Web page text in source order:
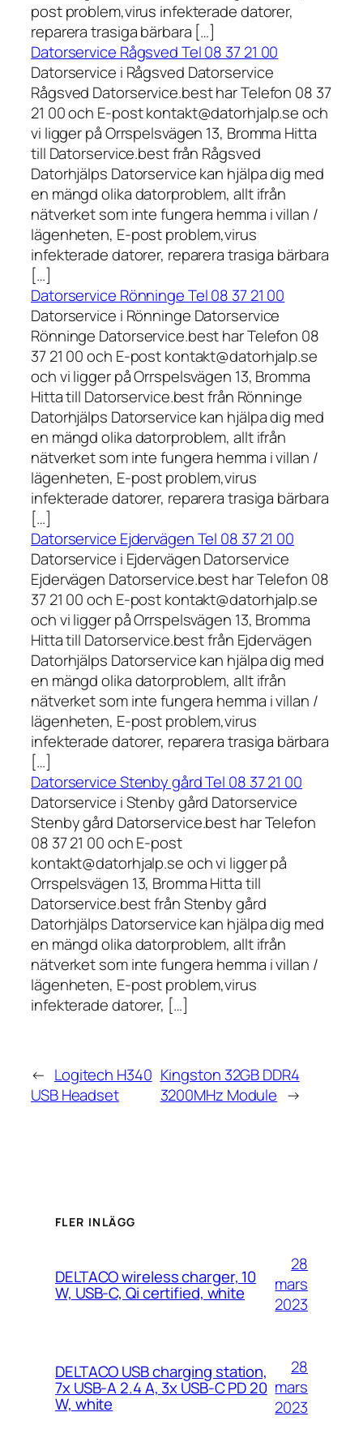
post problem,virus infekterade datorer,
reparera trasiga bärbara […]
Datorservice Rågsved Tel 08 37 21 00
Datorservice i Rågsved Datorservice
Rågsved Datorservice.best har Telefon 08 37
21 00 och E-post kontakt@datorhjalp.se och
vi ligger på Orrspelsvägen 13, Bromma Hitta
till Datorservice.best från Rågsved
Datorhjälps Datorservice kan hjälpa dig med
en mängd olika datorproblem, allt ifrån
nätverket som inte fungera hemma i villan /
lägenheten, E-post problem,virus
infekterade datorer, reparera trasiga bärbara
[…]
Datorservice Rönninge Tel 08 37 21 00
Datorservice i Rönninge Datorservice
Rönninge Datorservice.best har Telefon 08
37 21 00 och E-post kontakt@datorhjalp.se
och vi ligger på Orrspelsvägen 13, Bromma
Hitta till Datorservice.best från Rönninge
Datorhjälps Datorservice kan hjälpa dig med
en mängd olika datorproblem, allt ifrån
nätverket som inte fungera hemma i villan /
lägenheten, E-post problem,virus
infekterade datorer, reparera trasiga bärbara
[…]
Datorservice Ejdervägen Tel 08 37 21 00
Datorservice i Ejdervägen Datorservice
Ejdervägen Datorservice.best har Telefon 08
37 21 00 och E-post kontakt@datorhjalp.se
och vi ligger på Orrspelsvägen 13, Bromma
Hitta till Datorservice.best från Ejdervägen
Datorhjälps Datorservice kan hjälpa dig med
en mängd olika datorproblem, allt ifrån
nätverket som inte fungera hemma i villan /
lägenheten, E-post problem,virus
infekterade datorer, reparera trasiga bärbara
[…]
Datorservice Stenby gård Tel 08 37 21 00
Datorservice i Stenby gård Datorservice
Stenby gård Datorservice.best har Telefon
08 37 21 00 och E-post
kontakt@datorhjalp.se och vi ligger på
Orrspelsvägen 13, Bromma Hitta till
Datorservice.best från Stenby gård
Datorhjälps Datorservice kan hjälpa dig med
en mängd olika datorproblem, allt ifrån
nätverket som inte fungera hemma i villan /
lägenheten, E-post problem,virus
infekterade datorer, […]
← Logitech H340
USB Headset
Kingston 32GB DDR4
3200MHz Module →
FLER INLÄGG
DELTACO wireless charger, 10
W, USB-C, Qi certified, white
28
mars
2023
DELTACO USB charging station,
7x USB-A 2.4 A, 3x USB-C PD 20
W, white
28
mars
2023